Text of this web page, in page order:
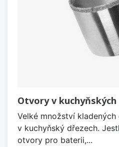
Otvory v kuchyňských
Velké množství
v kuchyňský dřezech.
otvory pro baterii,...